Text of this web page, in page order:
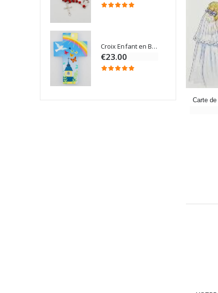
Croix Enfant en Bois Eglise Papillons et Arc-en-ciel 15 cm
€23.00
Carte